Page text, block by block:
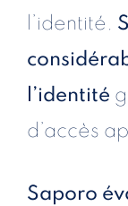
l’identité.
l’identité
d’accès
Saporo